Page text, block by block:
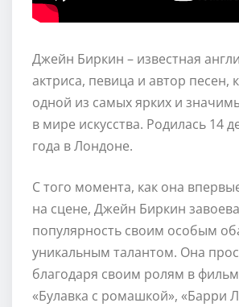
Джейн Биркин – известная
актриса, певица и автор песен,
одной из самых ярких и
в мире искусства. Родилась 14
года в Лондоне.
С того момента, как она
на сцене, Джейн Биркин
популярность своим особым
уникальным талантом. Она
благодаря своим ролям в
«Булавка с ромашкой», «Барри